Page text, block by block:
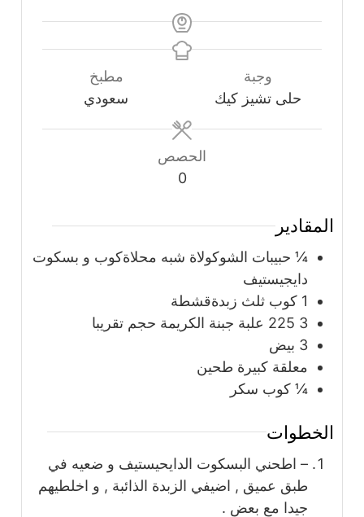
وجبة
حلى تشيز كيك
مطبخ
سعودي
الحصص
0
المقادير
¼ حبيبات الشوكولاة شبه محلاةكوب و بسكوت
دايجيستيف
1 كوب ثلث زبدةقشطة
3 225
علبة جبنة الكريمة حجم تقريبا
3 بيض
معلقة كبيرة طحين
¼ كوب سكر
الخطوات
– اطحني البسكوت الدايحيستيف و ضعيه في
طبق عميق , اضيفي الزبدة الذائبة , و اخلطيهم
جيدا مع بعض .